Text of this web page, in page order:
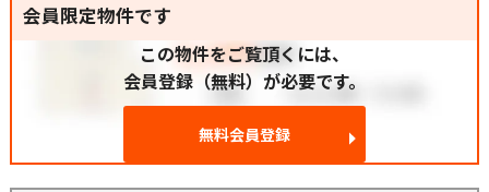
会員限定物件です
この物件をご覧頂くには、
会員登録（無料）が必要です。
無料会員登録